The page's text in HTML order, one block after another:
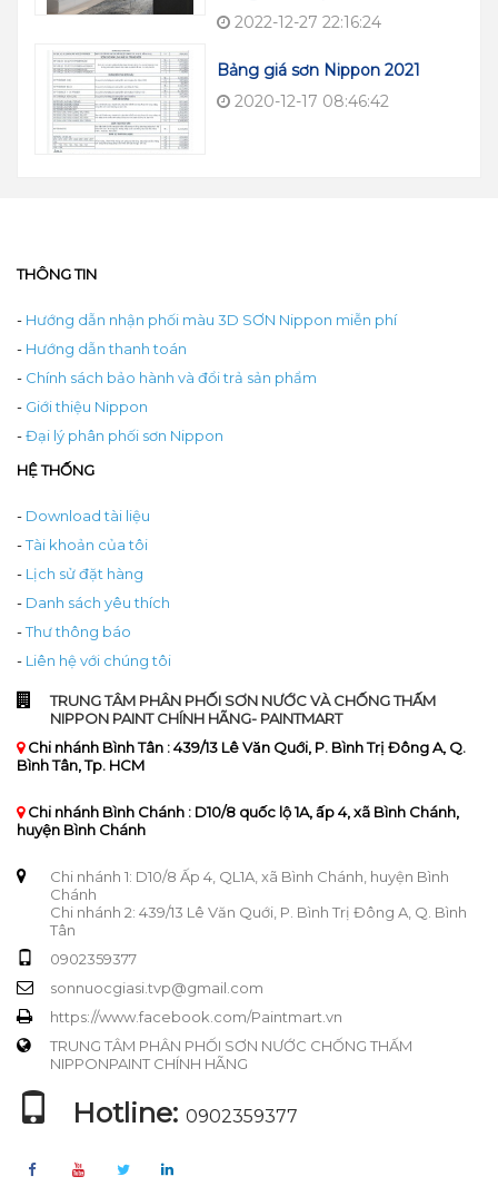
2022-12-27 22:16:24
Bảng giá sơn Nippon 2021
2020-12-17 08:46:42
THÔNG TIN
- Hướng dẫn nhận phối màu 3D SƠN Nippon miễn phí
- Hướng dẫn thanh toán
- Chính sách bảo hành và đổi trả sản phẩm
- Giới thiệu Nippon
-Đại lý phân phối sơn Nippon
HỆ THỐNG
- Download tài liệu
-Tài khoản của tôi
- Lịch sử đặt hàng
- Danh sách yêu thích
-Thư thông báo
- Liên hệ với chúng tôi
TRUNG TÂM PHÂN PHỐI SƠN NƯỚC VÀ CHỐNG THẤM
NIPPON PAINT CHÍNH HÃNG- PAINTMART
Chi nhánh Bình Tân : 439/13 Lê Văn Quới, P. Bình Trị Đông A, Q.
Bình Tân, Tp. HCM
Chi nhánh Bình Chánh : D10/8 quốc lộ 1A, ấp 4, xã Bình Chánh,
huyện Bình Chánh
Chi nhánh 1: D10/8 Ấp 4, QL1A, xã Bình Chánh, huyện Bình
Chánh
Chi nhánh 2: 439/13 Lê Văn Quới, P. Bình Trị Đông A, Q. Bình
Tân
0902359377
sonnuocgiasi.tvp@gmail.com
https://www.facebook.com/Paintmart.vn
TRUNG TÂM PHÂN PHỐI SƠN NƯỚC CHỐNG THẤM
NIPPONPAINT CHÍNH HÃNG
Hotline: 0902359377